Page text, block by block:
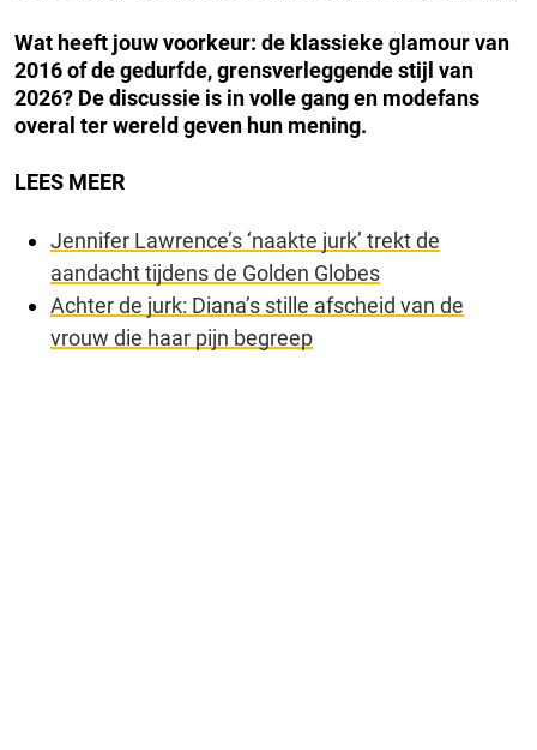
Wat heeft jouw voorkeur: de klassieke glamour van
2016 of de gedurfde, grensverleggende stijl van
2026? De discussie is in volle gang en modefans
overal ter wereld geven hun mening.
LEES MEER
Jennifer Lawrence’s ‘naakte jurk’ trekt de
aandacht tijdens de Golden Globes
Achter de jurk: Diana’s stille afscheid van de
vrouw die haar pijn begreep